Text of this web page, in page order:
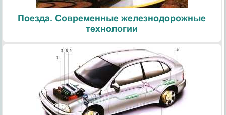
Поезда. Современные железнодорожные
технологии